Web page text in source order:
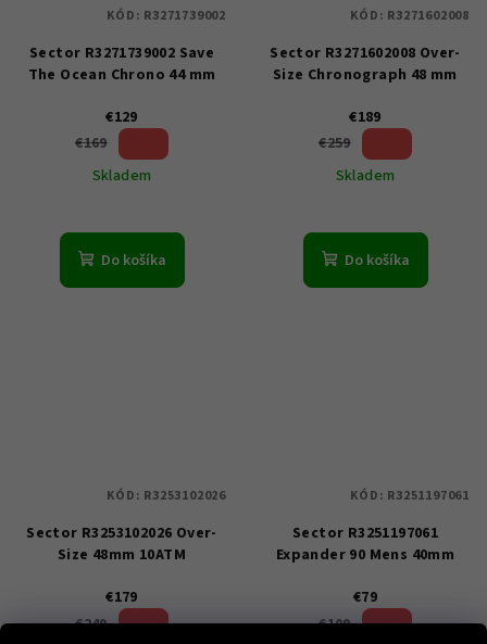
Sector R3271739002 Save
The Ocean Chrono 44 mm
€129
€169
Skladem
Do košíka
KÓD: R3271739002
Sector R3271602008 Over-
Size Chronograph 48 mm
€189
€259
Skladem
Do košíka
KÓD: R3271602008
Sector R3253102026 Over-
Size 48mm 10ATM
€179
€249
28 %)
KÓD: R3253102026
Sector R3251197061
Expander 90 Mens 40mm
€79
€109
27 %)
KÓD: R3251197061